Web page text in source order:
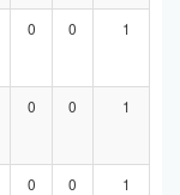
0 0 1
0 0 1
0 0 1